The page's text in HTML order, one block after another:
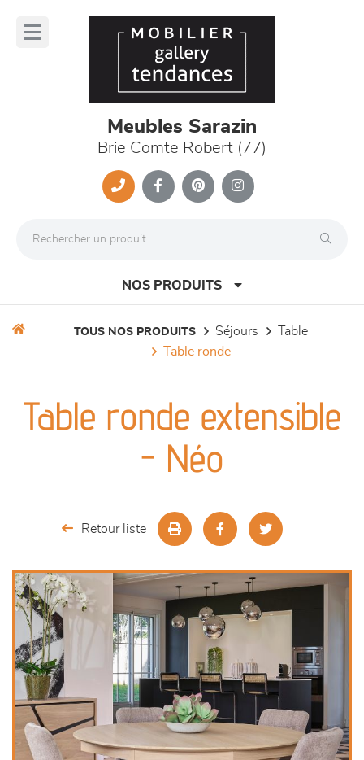
Meubles Sarazin
Brie Comte Robert (77)
NOS PRODUITS
séjours
meubles de complément
TOUS NOS PRODUITS séjours
table
table ronde
Table ronde extensible
- Néo
Retour liste